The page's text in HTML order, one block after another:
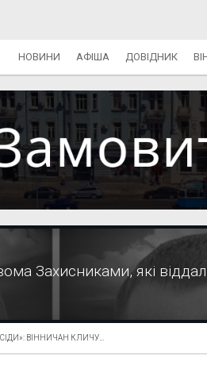
НОВИНИ АФІША ДОВІДНИК
Захисниками, які
ВІННИЧАН КЛИЧУ...